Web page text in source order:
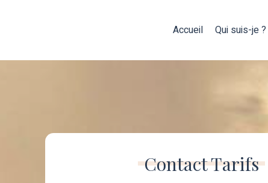
Accueil Qui suis-je ?
Contact Tarifs